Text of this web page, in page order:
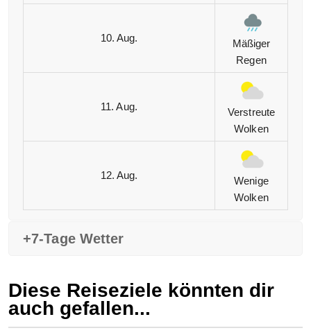
10. Aug.
Mäßiger
Regen
11. Aug.
Verstreute
Wolken
12. Aug.
Wenige
Wolken
+7-Tage Wetter
Diese Reiseziele könnten dir
auch gefallen...